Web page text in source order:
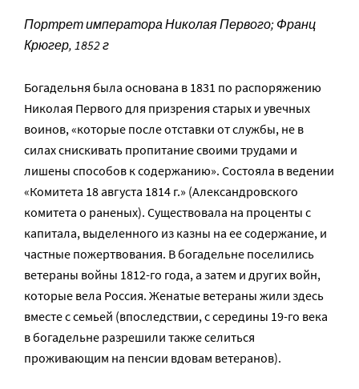
Портрет императора Николая Первого; Франц
Крюгер, 1852 г
Богадельня была основана в 1831 по распоряжению
Николая Первого для призрения старых и увечных
воинов, «которые после отставки от службы, не в
силах снискивать пропитание своими трудами и
лишены способов к содержанию». Состояла в ведении
«Комитета 18 августа 1814 г.» (Александровского
комитета о раненых). Существовала на проценты с
капитала, выделенного из казны на ее содержание, и
частные пожертвования. В богадельне поселились
ветераны войны 1812-го года, а затем и других войн,
которые вела Россия. Женатые ветераны жили здесь
вместе с семьей (впоследствии, с середины 19-го века
в богадельне разрешили также селиться
проживающим на пенсии вдовам ветеранов).